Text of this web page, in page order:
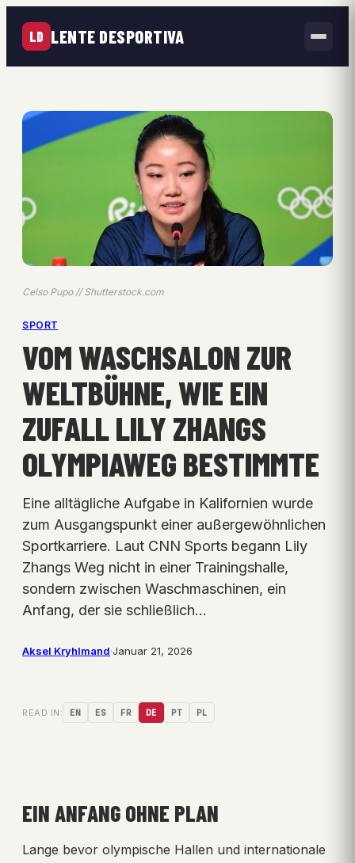
LD LENTE DESPORTIVA
Celso Pupo // Shutterstock.com
SPORT
VOM WASCHSALON ZUR
WELTBÜHNE, WIE EIN
ZUFALL LILY ZHANGS
OLYMPIAWEG BESTIMMTE
Eine alltägliche Aufgabe in Kalifornien wurde
zum Ausgangspunkt einer außergewöhnlichen
Sportkarriere. Laut CNN Sports begann Lily
Zhangs Weg nicht in einer Trainingshalle,
sondern zwischen Waschmaschinen, ein
Anfang, der sie schließlich…
Aksel Kryhlmand·Januar 21, 2026
READ IN: EN ES FR DE PT PL
EIN ANFANG OHNE PLAN
Lange bevor olympische Hallen und internationale